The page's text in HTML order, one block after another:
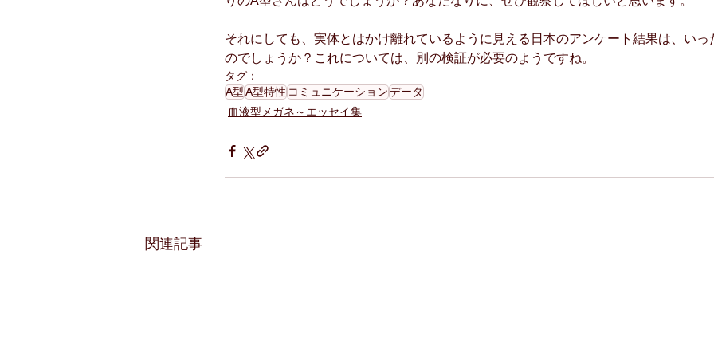
それにしても、実体とはかけ離れているように見える日本のアンケート結果は、いっ
のでしょうか？これについては、別の検証が必要のようですね。
タグ：
A型A型特性 コミュニケーションデータ
血液型メガネ～エッセイ集
関連記事